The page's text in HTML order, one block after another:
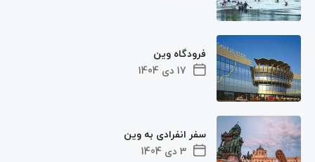
17 دی 1404
فرودگاه وین
3 دی 1404
سفر انفرادی به وین